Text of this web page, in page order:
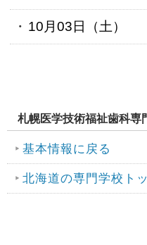
10月03日（ 土 ）
札幌医学技術福祉歯科専
基本情報に戻る
北海道の専門学校ト